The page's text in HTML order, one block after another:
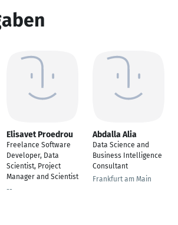
Elisavet Proedrou
Freelance Software
Developer, Data
Scientist, Project
Manager and Scientist
--
Abdalla Alia
Data Science and
Business Intelligence
Consultant
Frankfurt am Main